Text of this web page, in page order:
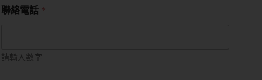
聯絡電話 *
請輸入數字